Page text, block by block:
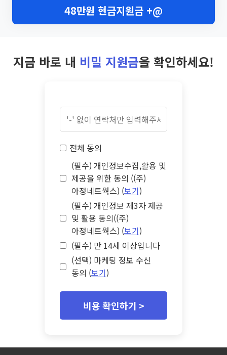
48만원 현금지원금 +@
지금 바로 내 비밀 지원금을 확인하세요!
전체 동의
(필수) 개인정보수집,활용 및
제공을 위한 동의 ((주)
아정네트웍스) (보기)
(필수) 개인정보 제3자 제공
및 활용 동의((주)
아정네트웍스) (보기)
(필수) 만 14세 이상입니다
(선택) 마케팅 정보 수신
동의 (보기)
비용 확인하기 >